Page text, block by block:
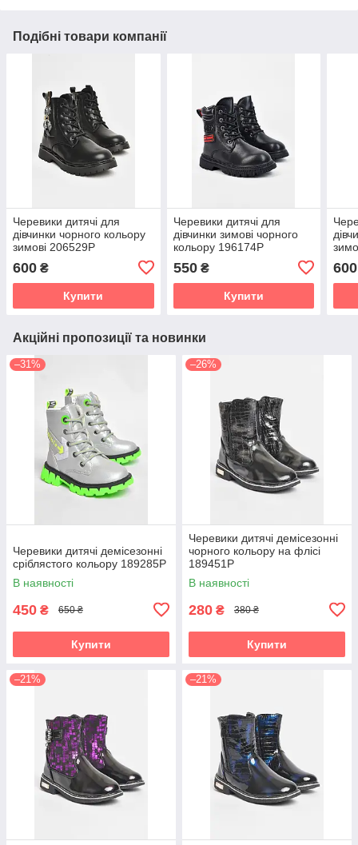
Подібні товари компанії
Черевики дитячі для
дівчинки чорного кольору
зимові 206529P
600 ₴
Купити
Черевики дитячі для
дівчинки зимові чорного
кольору 196174P
550₴
Купити
600
Акційні пропозиції та новинки
–31%
Черевики дитячі демісезонні
сріблястого кольору 189285P
В наявності
450 ₴ 650 ₴
Купити
–26%
Черевики дитячі демісезонні
чорного кольору на флісі
189451P
В наявності
280 ₴ 380 ₴
Купити
–21% –21%